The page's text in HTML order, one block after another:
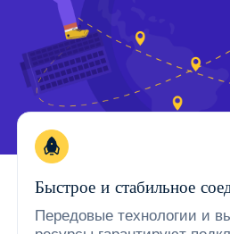
Быстрое и стабильное
Передовые технологии и